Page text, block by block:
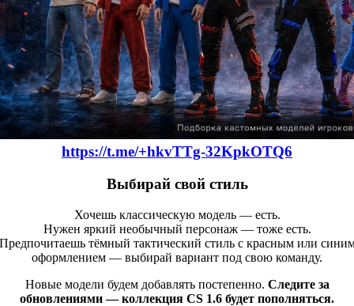
https://t.me/+hkvTTg-32KpkOTQ6
Выбирай свой стиль
Хочешь классическую модель — есть.
Нужен яркий необычный персонаж — тоже есть.
тёмный тактический стиль с красным или
оформлением — выбирай вариант под свою команду.
Новые модели будем добавлять постепенно. Следите за
обновлениями — коллекция CS 1.6 будет пополняться.